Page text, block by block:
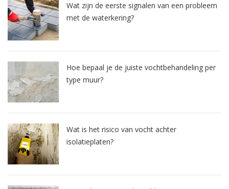
Wat zijn de eerste signalen van een probleem
met de waterkering?
Hoe bepaal je de juiste vochtbehandeling per
type muur?
Wat is het risico van vocht achter
isolatieplaten?